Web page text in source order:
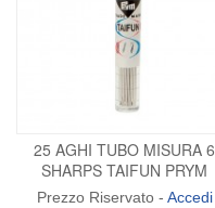
25 AGHI TUBO MISURA 6
SHARPS TAIFUN PRYM
Prezzo Riservato - Accedi